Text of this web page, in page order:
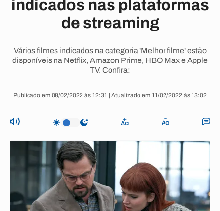
indicados nas plataformas
de streaming
Vários filmes indicados na categoria 'Melhor filme' estão
disponíveis na Netflix, Amazon Prime, HBO Max e Apple
TV. Confira:
Publicado em 08/02/2022 às 12:31 | Atualizado em 11/02/2022 às 13:02